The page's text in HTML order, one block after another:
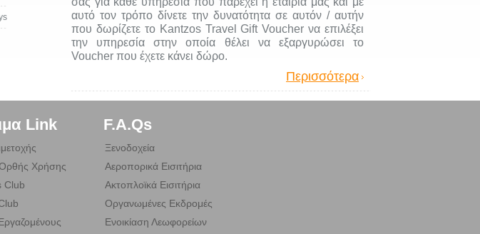
αυτό τον τρόπο δίνετε την δυνατότητα σε αυτόν / αυτήν
που δωρίζετε το Kantzos Travel Gift Voucher να επιλέξει
την υπηρεσία στην οποία θέλει να εξαργυρώσει το
Voucher που έχετε κάνει δώρο.
Περισσότερα
Link
Ορθής Χρήσης
Club
F.A.Qs
Ξενοδοχεία
Αεροπορικά Εισιτήρια
Ακτοπλοϊκά Εισιτήρια
Οργανωμένες Εκδρομές
Ενοικίαση Λεωφορείων